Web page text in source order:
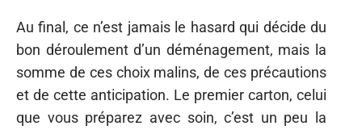
Au final, ce n’est jamais le hasard qui décide du
bon déroulement d’un déménagement, mais la
somme de ces choix malins, de ces précautions
et de cette anticipation. Le premier carton, celui
que vous préparez avec soin, c’est un peu la